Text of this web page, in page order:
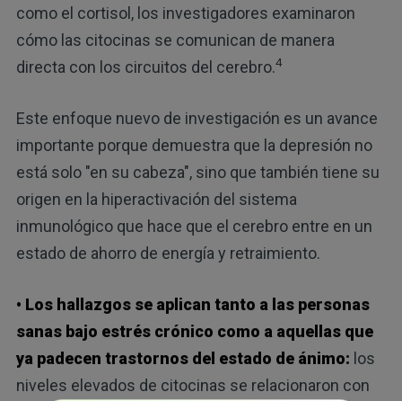
como el cortisol, los investigadores examinaron
cómo las citocinas se comunican de manera
directa con los circuitos del cerebro.4
Este enfoque nuevo de investigación es un avance
importante porque demuestra que la depresión no
está solo "en su cabeza", sino que también tiene su
origen en la hiperactivación del sistema
inmunológico que hace que el cerebro entre en un
estado de ahorro de energía y retraimiento.
• Los hallazgos se aplican tanto a las personas
sanas bajo estrés crónico como a aquellas que
ya padecen trastornos del estado de ánimo: los
niveles elevados de citocinas se relacionaron con